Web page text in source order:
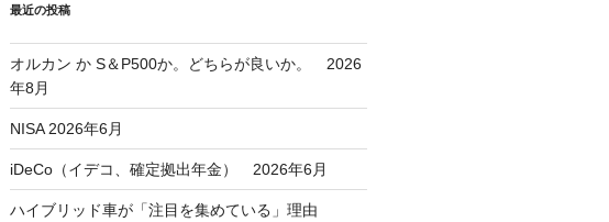
最近の投稿
オルカン か S＆P500か。どちらが良いか。 2026
年8月
NISA 2026年6月
iDeCo（イデコ、確定拠出年金） 2026年6月
ハイブリッド車が「注目を集めている」理由